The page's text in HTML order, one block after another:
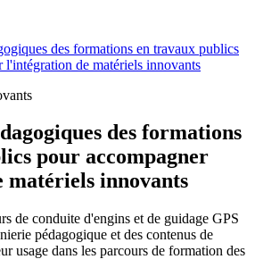
des formations en travaux publics
l'intégration de matériels innovants
des formations
pour accompagner
innovants
de conduite d'engins et de guidage GPS
pédagogique et des contenus de
usage dans les parcours de formation des